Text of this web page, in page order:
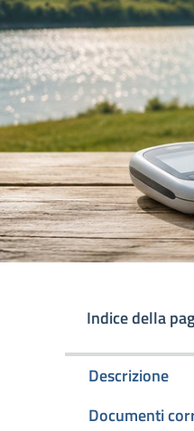
Indice della
Descrizione
Documenti